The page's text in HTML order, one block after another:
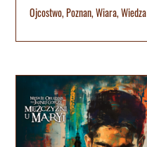
Ojcostwo,Poznan,Wiara,Wiedza